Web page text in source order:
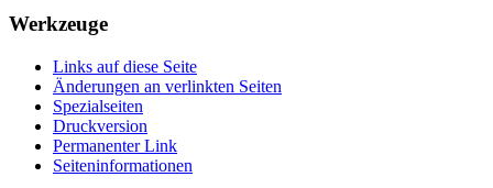
Werkzeuge
Links auf diese Seite
Änderungen an verlinkten Seiten
Spezialseiten
Druckversion
Permanenter Link
Seiten­­informationen